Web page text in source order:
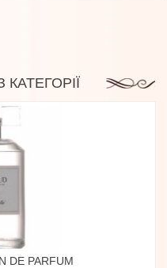
КАТЕГОРІЇ
DE PARFUM